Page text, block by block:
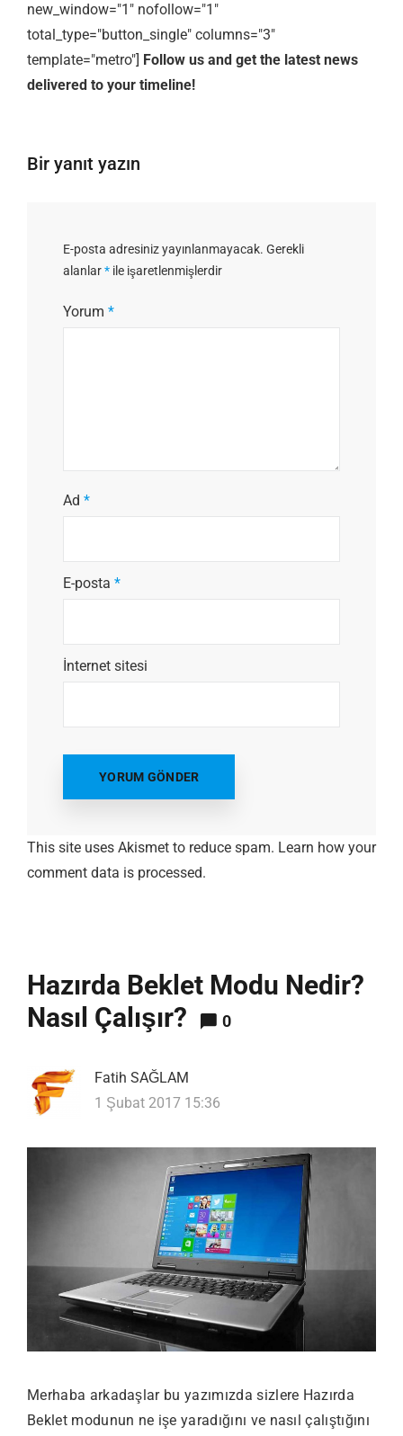
new_window="1" nofollow="1"
total_type="button_single" columns="3"
template="metro"] Follow us and get the latest news
delivered to your timeline!
Bir yanıt yazın
E-posta adresiniz yayınlanmayacak. Gerekli
alanlar* ile işaretlenmişlerdir
Yorum *
Ad *
E-posta *
İnternet sitesi
This site uses Akismet to reduce spam. Learn how your
comment data is processed.
Hazırda Beklet Modu Nedir?
Nasıl Çalışır?
0
Fatih SAĞLAM
1 Şubat 2017 15:36
Merhaba arkadaşlar bu yazımızda sizlere Hazırda
Beklet modunun ne işe yaradığını ve nasıl çalıştığını